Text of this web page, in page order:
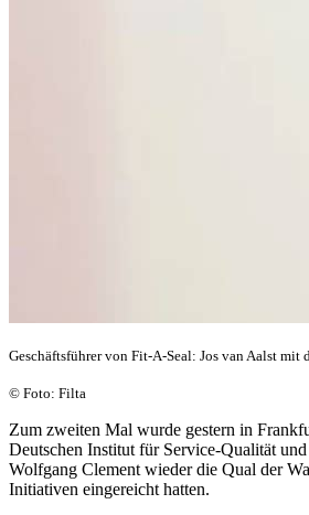
Geschäftsführer von Fit-A-Seal: Jos van Aalst mit
© Foto: Filta
Zum zweiten Mal wurde gestern in
Deutschen Institut für Service-Qualität
Wolfgang Clement wieder die Qual der
Initiativen eingereicht hatten.